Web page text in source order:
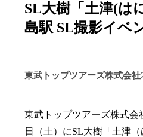
SL大樹「土津(は
島駅 SL撮影イベ
東武トップツアーズ株式会社
東武トップツアーズ株式会
日（土）にSL大樹「土津